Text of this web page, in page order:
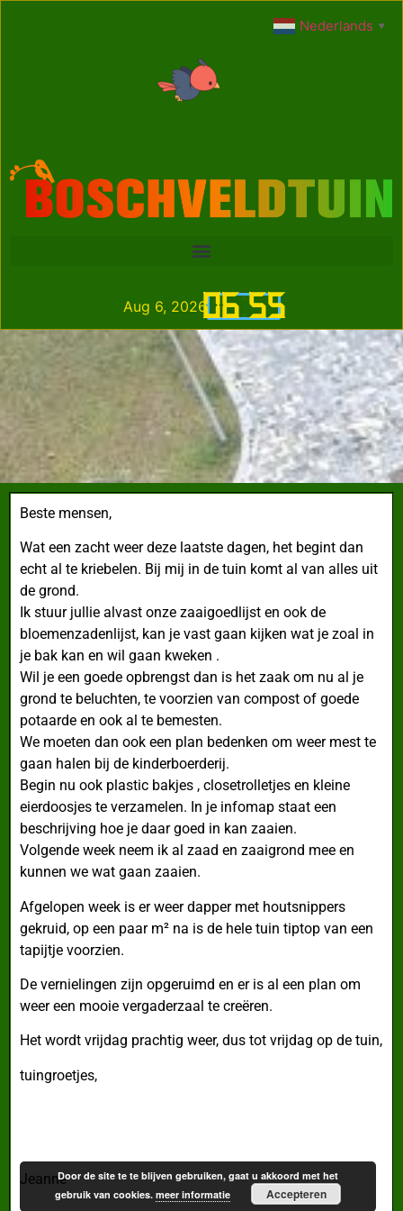
06:55
Aug 6, 2026
Beste mensen,
Wat een zacht weer deze laatste dagen, het begint dan
echt al te kriebelen. Bij mij in de tuin komt al van alles uit
de grond.
Ik stuur jullie alvast onze zaaigoedlijst en ook de
bloemenzadenlijst, kan je vast gaan kijken wat je zoal in
je bak kan en wil gaan kweken .
Wil je een goede opbrengst dan is het zaak om nu al je
grond te beluchten, te voorzien van compost of goede
potaarde en ook al te bemesten.
We moeten dan ook een plan bedenken om weer mest te
gaan halen bij de kinderboerderij.
Begin nu ook plastic bakjes , closetrolletjes en kleine
eierdoosjes te verzamelen. In je infomap staat een
beschrijving hoe je daar goed in kan zaaien.
Volgende week neem ik al zaad en zaaigrond mee en
kunnen we wat gaan zaaien.
Afgelopen week is er weer dapper met houtsnippers
gekruid, op een paar m² na is de hele tuin tiptop van een
tapijtje voorzien.
De vernielingen zijn opgeruimd en er is al een plan om
weer een mooie vergaderzaal te creëren.
Het wordt vrijdag prachtig weer, dus tot vrijdag op de tuin,
tuingroetjes,
Jeanne
Nederlands ▼
Door de site te te blijven gebruiken, gaat u akkoord met het
gebruik van cookies.meer informatie Accepteren